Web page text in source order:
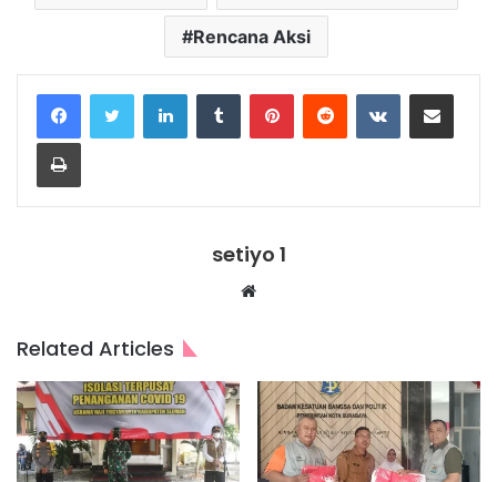
Rencana Aksi
LinkedInTumblr PinterestReddit VKontakteShare via Email
Print
setiyo 1
Website
Related Articles